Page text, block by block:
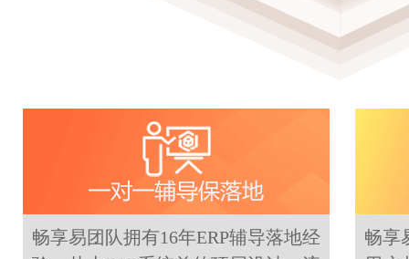
畅享易团队拥有16年ERP辅导落地经
畅享